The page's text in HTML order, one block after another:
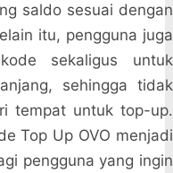
saldo sesuai dengan
itu, pengguna juga
sekaligus untuk
sehingga tidak
tempat untuk top-up.
Top Up OVO menjadi
pengguna yang ingin